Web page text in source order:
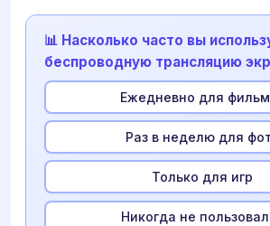
📊 Насколько часто вы
беспроводную трансляцию
Ежедневно для
Раз в неделю для
Только для игр
Никогда не